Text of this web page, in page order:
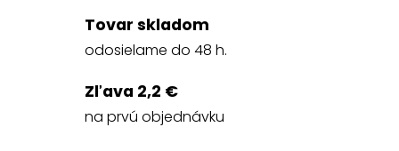
Tovar skladom
odosielame do 48 h.
Zľava 2,2 €
na prvú objednávku